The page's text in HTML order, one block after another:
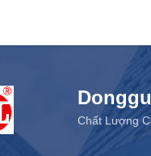
Chất Lượng